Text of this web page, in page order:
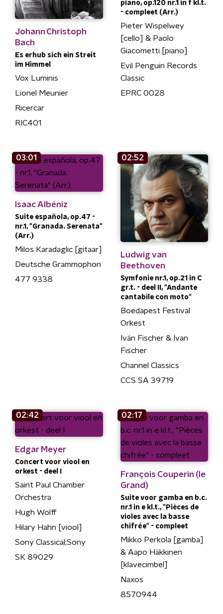
Johann Christoph
Bach
Es erhub sich ein Streit
im Himmel
Vox Luminis
Lionel Meunier
Ricercar
RIC401
piano, op.120 nr.1 in f kl.t.
- compleet (Arr.)
Pieter Wispelwey
[cello] & Paolo
Giacometti [piano]
Evil Penguin Records
Classic
EPRC 0028
03:01
Isaac Albéniz
Suite española, op.47 -
nr.1, "Granada. Serenata"
(Arr.)
Milos Karadaglic [gitaar]
Deutsche Grammophon
477 9338
02:52
Ludwig van
Beethoven
Symfonie nr.1, op.21 in C
gr.t. - deel II, "Andante
cantabile con moto"
Boedapest Festival
Orkest
Iván Fischer & Ivan
Fischer
Channel Classics
CCS SA 39719
02:42
Edgar Meyer
Concert voor viool en
orkest - deel I
Saint Paul Chamber
Orchestra
Hugh Wolff
Hilary Hahn [viool]
Sony Classical;Sony
SK 89029
02:17
François Couperin (le
Grand)
Suite voor gamba en b.c.
nr.1 in e kl.t., "Pièces de
violes avec la basse
chifrée" - compleet
Mikko Perkola [gamba]
& Aapo Häkkinen
[klavecimbel]
Naxos
8570944